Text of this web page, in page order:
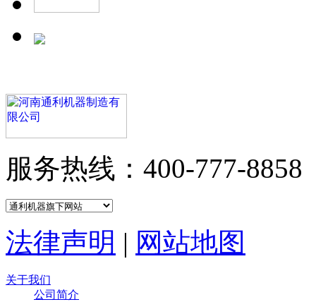
服务热线：400-777-8858
法律声明 | 网站地图
关于我们
公司简介